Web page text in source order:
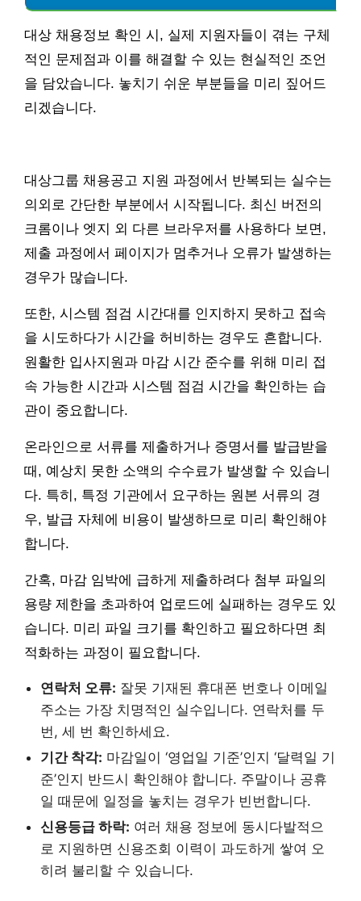
대상 채용정보 확인 시, 실제 지원자들이 겪는 구체
적인 문제점과 이를 해결할 수 있는 현실적인 조언
을 담았습니다. 놓치기 쉬운 부분들을 미리 짚어드
리겠습니다.
대상그룹 채용공고 지원 과정에서 반복되는 실수는
의외로 간단한 부분에서 시작됩니다. 최신 버전의
크롬이나 엣지 외 다른 브라우저를 사용하다 보면,
제출 과정에서 페이지가 멈추거나 오류가 발생하는
경우가 많습니다.
또한, 시스템 점검 시간대를 인지하지 못하고 접속
을 시도하다가 시간을 허비하는 경우도 흔합니다.
원활한 입사지원과 마감 시간 준수를 위해 미리 접
속 가능한 시간과 시스템 점검 시간을 확인하는 습
관이 중요합니다.
온라인으로 서류를 제출하거나 증명서를 발급받을
때, 예상치 못한 소액의 수수료가 발생할 수 있습니
다. 특히, 특정 기관에서 요구하는 원본 서류의 경
우, 발급 자체에 비용이 발생하므로 미리 확인해야
합니다.
간혹, 마감 임박에 급하게 제출하려다 첨부 파일의
용량 제한을 초과하여 업로드에 실패하는 경우도 있
습니다. 미리 파일 크기를 확인하고 필요하다면 최
적화하는 과정이 필요합니다.
연락처 오류: 잘못 기재된 휴대폰 번호나 이메일
주소는 가장 치명적인 실수입니다. 연락처를 두
번, 세 번 확인하세요.
기간 착각: 마감일이 ‘영업일 기준’인지 ‘달력일 기
준’인지 반드시 확인해야 합니다. 주말이나 공휴
일 때문에 일정을 놓치는 경우가 빈번합니다.
신용등급 하락: 여러 채용 정보에 동시다발적으
로 지원하면 신용조회 이력이 과도하게 쌓여 오
히려 불리할 수 있습니다.